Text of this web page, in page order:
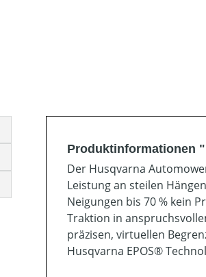
Produktinformationen
Der Husqvarna
Leistung an steilen
Neigungen bis 70 % kein
Traktion in
präzisen, virtuellen
Husqvarna EPOS®